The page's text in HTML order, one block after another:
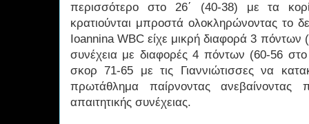
περισσότερο στο 26΄ (40-38) με τα
κρατιούνται μπροστά ολοκληρώνοντας το
Ioannina WBC είχε μικρή διαφορά 3 πόντων
συνέχεια με διαφορές 4 πόντων (60-56
σκορ 71-65 με τις Γιαννιώτισσες να
πρωτάθλημα παίρνοντας ανεβαίνοντας
απαιτητικής συνέχειας.